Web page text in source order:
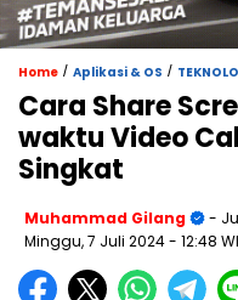
Home / Aplikasi & OS /
Cara Share
waktu Video
Singkat
Muhammad Gilang
-
Minggu, 7 Juli 2024- 12:48